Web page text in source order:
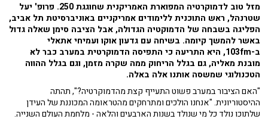
מזל טוב לדמוקרטיה המפוארת האמריקנית שחוגגת 250. פרופ' יעל
שטרנהל, ראש התוכנית ללימודים אמריקניים באוניברסיטת תל אביב,
הפליגה בשבחה של הדמוקטיה הגדולה, אבל הציבה סימן שאלה גדול
באשר להמשך קיומה. בשיחה עם גדעון אוקו ועמיחי אתאלי
ב-103fm, היא התריעה כי התפיסה הדמוקרטית במערב כבר לא
מובנת מאליה, גם בגלל הריחוק ממה שקרה מזמן, וגם בגלל ההווה
הטכנולוגי שמשסה אותנו אלה באלה.
"האם הציבור במערב פשוט התעייף קצת מהדמוקרטיה?", תהתה
ההיסטוריונית. "אנחנו הולכים ומתרחקים מהטראומה המכוננת של העידן
שלתוכו נולד כל מי שנולד בשנות הארבעים והלאה - מלחמת העולם השנייה.